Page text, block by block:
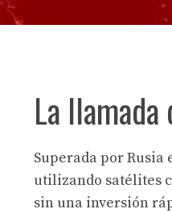
La
Superada por
utilizando satélites
sin una inversión